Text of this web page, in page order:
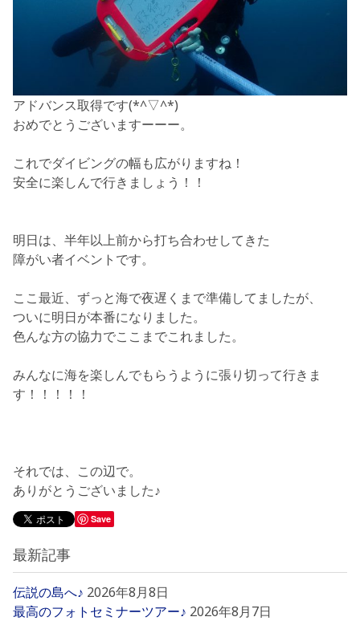
アドバンス取得です(*^▽^*)
おめでとうございますーーー。
これでダイビングの幅も広がりますね！
安全に楽しんで行きましょう！！
明日は、半年以上前から打ち合わせしてきた
障がい者イベントです。
ここ最近、ずっと海で夜遅くまで準備してましたが、
ついに明日が本番になりました。
色んな方の協力でここまでこれました。
みんなに海を楽しんでもらうように張り切って行きま
す！！！！！
それでは、この辺で。
ありがとうございました♪
Save
最新記事
伝説の島へ♪ 2026年8月8日
最高のフォトセミナーツアー♪ 2026年8月7日